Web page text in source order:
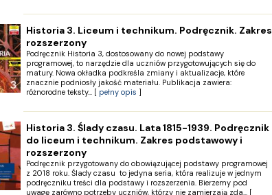
Historia 3. Liceum i technikum. Podręcznik. Zakres
rozszerzony
Podręcznik Historia 3, dostosowany do nowej podstawy
programowej, to narzędzie dla uczniów przygotowujących się do
matury. Nowa okładka podkreśla zmiany i aktualizacje, które
znacznie podniosły jakość materiału. Publikacja zawiera:
różnorodne teksty... [ pełny opis ]
Historia 3. Ślady czasu. Lata 1815-1939. Podręcznik
do liceum i technikum. Zakres podstawowy i
rozszerzony
Podręcznik przygotowany do obowiązującej podstawy programowej
z 2018 roku. Ślady czasu to jedyna seria, która realizuje w jednym
podręczniku treści dla podstawy i rozszerzenia. Bierzemy pod
uwagę zarówno potrzeby uczniów, którzy nie zamierzają zda... [